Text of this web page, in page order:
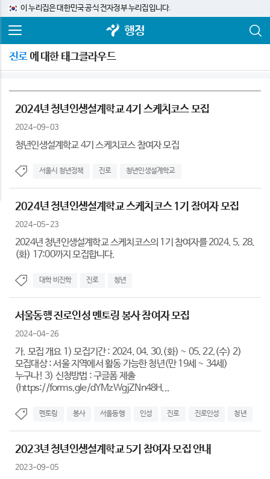
이 누리집은 대한민국 공식 전자정부 누리집입니다.
행정
진로에 대한 태그클라우드
2024년 청년인생설계학교 4기 스케치코스 모집
2024-09-03
청년인생설계학교 4기 스케치코스 참여자 모집
서울시 청년정책 진로 청년인생설계학교
2024년 청년인생설계학교 스케치코스 1기 참여자 모집
2024-05-23
2024년 청년인생설계학교 스케치코스의 1기 참여자를 2024. 5. 28.
(화) 17:00까지 모집합니다.
대학 비진학 진로 청년
서울동행 진로인성 멘토링 봉사 참여자 모집
2024-04-26
가. 모집 개요 1) 모집기간 : 2024. 04. 30.(화) ~ 05. 22.(수) 2)
모집대상 : 서울 지역에서 활동 가능한 청년(만 19세 ~ 34세)
누구나! 3) 신청방법 : 구글폼 제출
(https://forms.gle/dYMzWgjZNn48H...
멘토링 봉사 서울동행 인성 진로 진로인성 청년
2023년 청년인생설계학교 5기 참여자 모집 안내
2023-09-05